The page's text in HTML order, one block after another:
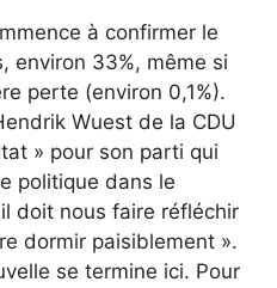
à confirmer le
environ 33%, même si
perte (environ 0,1%).
Wuest de la CDU
» pour son parti qui
politique dans le
doit nous faire réfléchir
dormir paisiblement ».
se termine ici. Pour